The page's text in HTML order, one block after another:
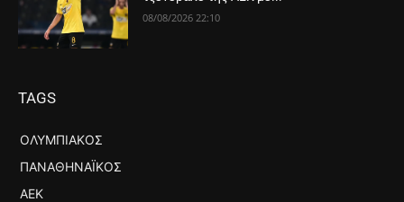
08/08/2026 22:10
TAGS
ΟΛΥΜΠΙΑΚΌΣ
ΠΑΝΑΘΗΝΑΪΚΌΣ
ΑΕΚ